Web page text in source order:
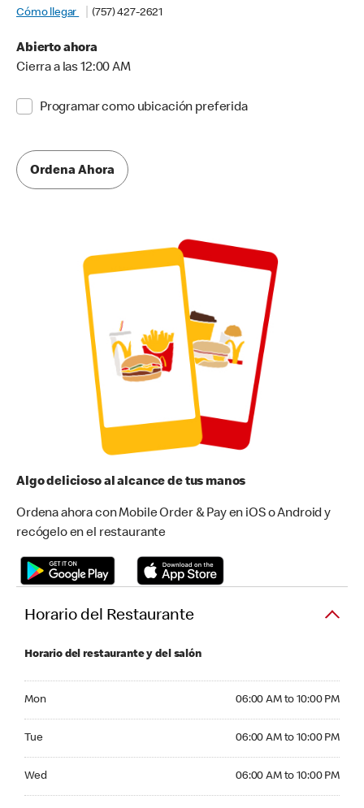
Cómo llegar
(757) 427-2621
Abierto ahora
Cierra a las 12:00 AM
Programar como ubicación preferida
Ordena Ahora
Algo delicioso al alcance de tus manos
Ordena ahora con Mobile Order & Pay en iOS o Android y
recógelo en el restaurante
Horario del Restaurante
Horario del restaurante y del salón
Mon 06:00 AM to 10:00 PM
Tue 06:00 AM to 10:00 PM
Wed 06:00 AM to 10:00 PM